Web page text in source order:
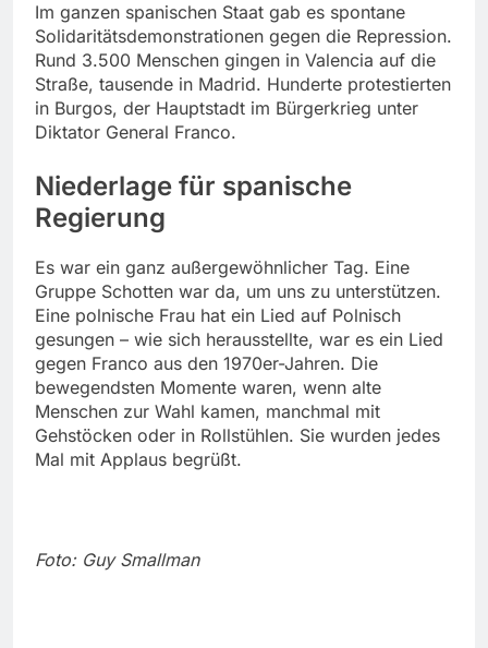
Im ganzen spanischen Staat gab es spontane
Solidaritätsdemonstrationen gegen die Repression.
Rund 3.500 Menschen gingen in Valencia auf die
Straße, tausende in Madrid. Hunderte protestierten
in Burgos, der Hauptstadt im Bürgerkrieg unter
Diktator General Franco.
Niederlage für spanische
Regierung
Es war ein ganz außergewöhnlicher Tag. Eine
Gruppe Schotten war da, um uns zu unterstützen.
Eine polnische Frau hat ein Lied auf Polnisch
gesungen – wie sich herausstellte, war es ein Lied
gegen Franco aus den 1970er-Jahren. Die
bewegendsten Momente waren, wenn alte
Menschen zur Wahl kamen, manchmal mit
Gehstöcken oder in Rollstühlen. Sie wurden jedes
Mal mit Applaus begrüßt.
Foto: Guy Smallman